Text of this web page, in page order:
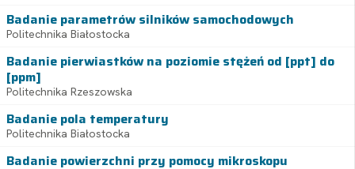
Badanie parametrów silników samochodowych
Politechnika Białostocka
Badanie pierwiastków na poziomie stężeń od [ppt] do
[ppm]
Politechnika Rzeszowska
Badanie pola temperatury
Politechnika Białostocka
Badanie powierzchni przy pomocy mikroskopu